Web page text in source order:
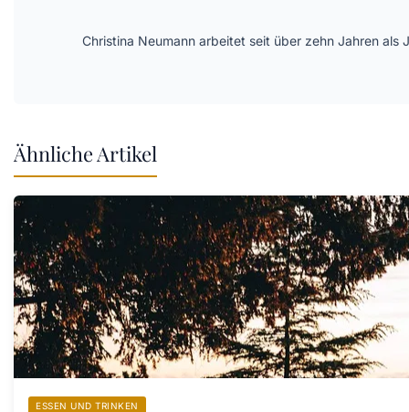
Christina Neumann arbeitet seit über zehn Jahren als
Ähnliche Artikel
ESSEN UND TRINKEN